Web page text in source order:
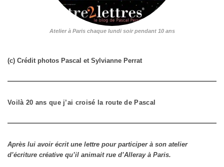
Atelier à Paris chaque lundi soir pendant 10 ans
(c) Crédit photos Pascal et Sylvianne Perrat
Voilà 20 ans que j’ai croisé la route de Pascal
Après lui avoir écrit une lettre pour participer à son atelier
d’écriture créative qu’il animait rue d’Alleray à Paris.